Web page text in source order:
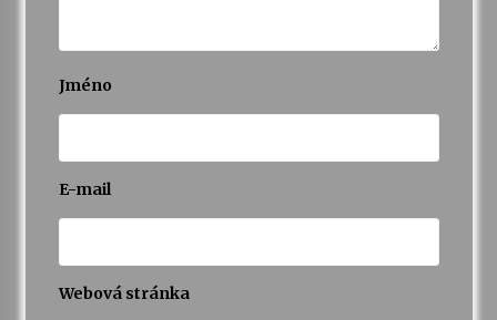
Jméno
E-mail
Webová stránka